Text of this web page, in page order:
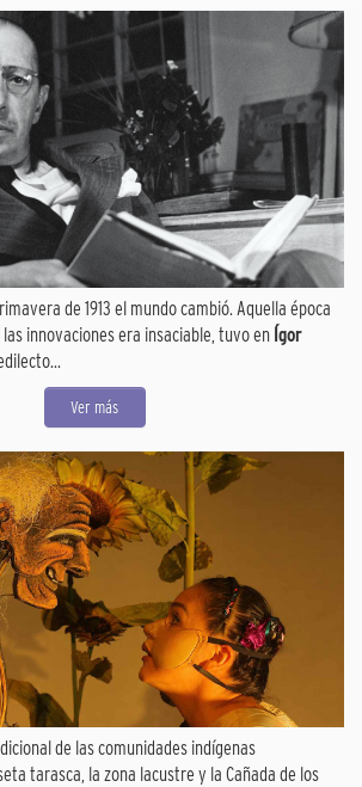
de 1913 el mundo cambió. Aquella época
innovaciones era insaciable, tuvo en Ígor
Ver más
de las comunidades indígenas
tarasca, la zona lacustre y la Cañada de los